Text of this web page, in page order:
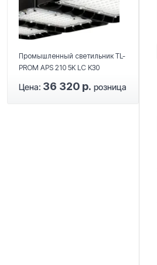
Промышленный светильник TL-
PROM APS 210 5K LC K30
Цена: 36 320 р. розница